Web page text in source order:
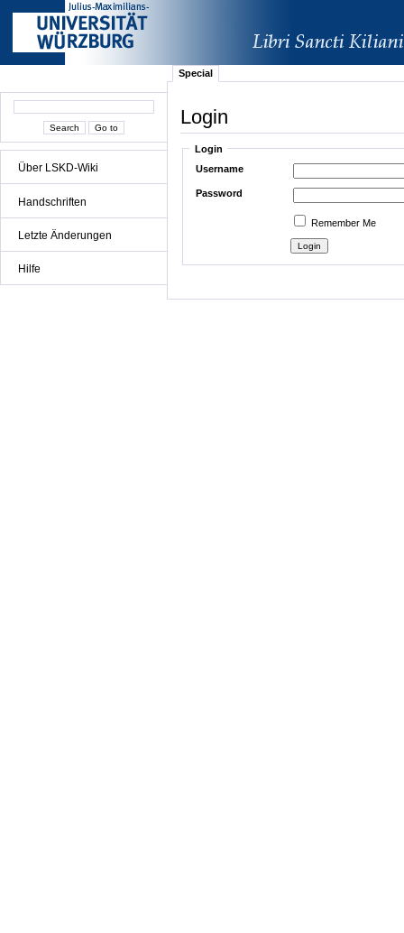
Über LSKD-Wiki
Handschriften
Letzte Änderungen
Hilfe
Special
Login
Login
Username
Password
Remember Me